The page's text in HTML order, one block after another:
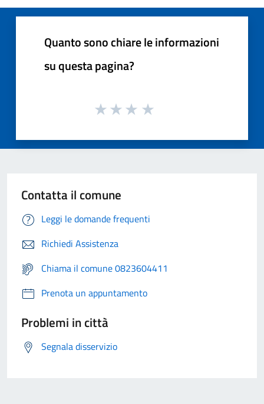
Quanto sono chiare le informazioni
su questa pagina?
Contatta il comune
Leggi le domande frequenti
Richiedi Assistenza
Chiama il comune 0823604411
Prenota un appuntamento
Problemi in città
Segnala disservizio